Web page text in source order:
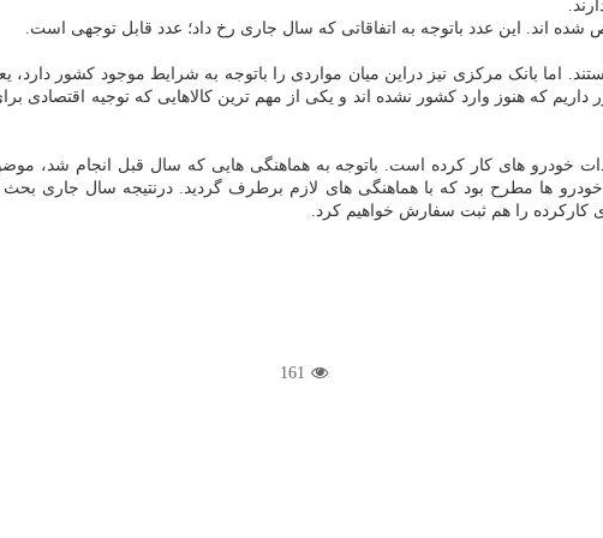
اما بانک مرکزی نیز دراین میان مواردی را باتوجه به شرایط موجود کشور
که هنوز وارد کشور نشده اند و یکی از مهم ترین کالاهایی که توجیه اقتصادی
خودرو های کار کرده است. باتوجه به هماهنگی هایی که سال قبل انجام شد،
ها مطرح بود که با هماهنگی های لازم برطرف گردید. درنتیجه سال جاری بحث
کارکرده را هم ثبت سفارش خواهیم کرد.
161